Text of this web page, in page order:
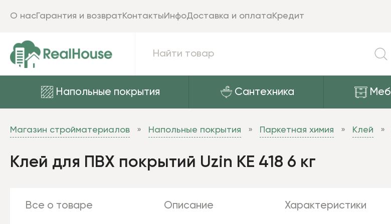
Напольные покрытия Сантехника
О насГарантия и возвратКонтактыИнфоДоставка и оплатаКредит
Магазин стройматериалов Напольные покрытия Паркетная химия Клей
Клей для ПВХ покрытий Uzin KE 418 6 кг
Все о товаре Описание Характеристики